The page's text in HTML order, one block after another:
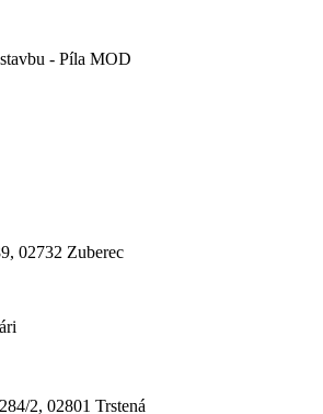
- Píla MOD
02732 Zuberec
2, 02801 Trstená